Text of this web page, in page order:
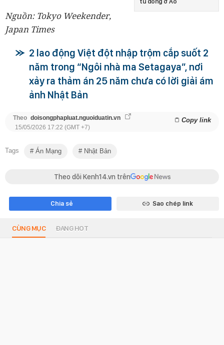
Nguồn: Tokyo Weekender,
Japan Times
2 lao động Việt đột nhập trộm cắp suốt 2
năm trong “Ngôi nhà ma Setagaya”, nơi
xảy ra thảm án 25 năm chưa có lời giải ám
ảnh Nhật Bản
Theo doisongphapluat.nguoiduatin.vn Copy link
15/05/2026 17:22 (GMT +7)
Tags Án Mạng Nhật Bản
Theo dõi Kenh14.vn trên
Chia sẻ Sao chép link
CÙNG MỤC ĐANG HOT